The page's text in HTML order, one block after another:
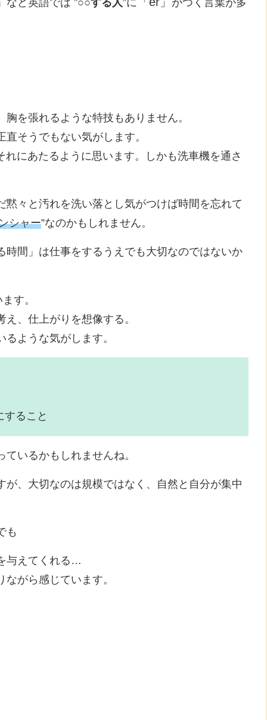
を張れるような特技もありません。
そうでもない気がします。
にあたるように思います。しかも洗車機を通さ
々と汚れを洗い落とし気がつけば時間を忘れて
シャー”なのかもしれません。
間」は仕事をするうえでも大切なのではないか
す。
、仕上がりを想像する。
ような気がします。
ること
いるかもしれませんね。
、大切なのは規模ではなく、自然と自分が集中
も
与えてくれる…
がら感じています。